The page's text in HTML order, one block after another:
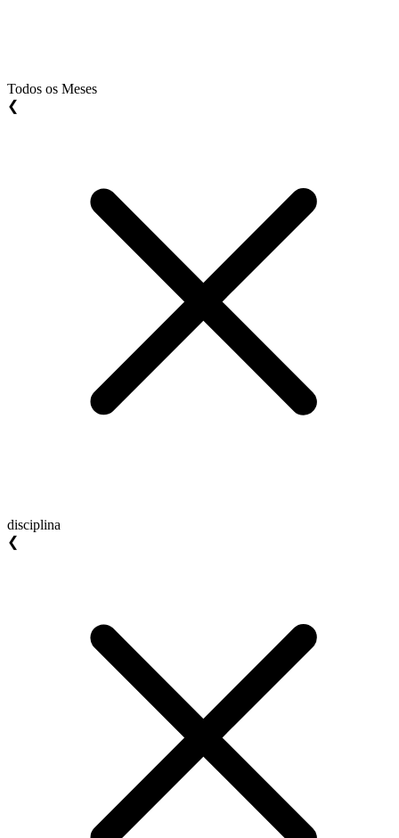
Todos os Meses
❮
disciplina
❮